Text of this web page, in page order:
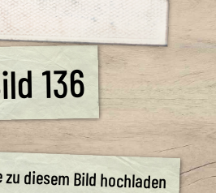
136
diesem Bild hochladen